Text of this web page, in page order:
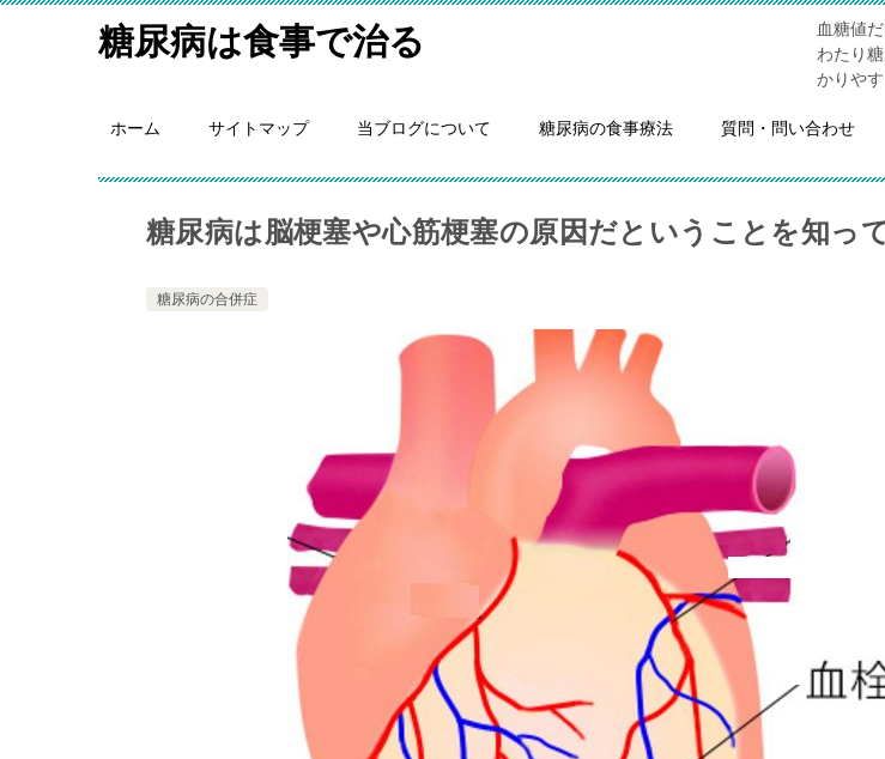
糖尿病は食事で治る
血糖値
わたり
かりやす
ホーム サイトマップ 当ブログについて 糖尿病の食事療法 質問・問い合わせ
糖尿病は脳梗塞や心筋梗塞の原因だということを知っ
糖尿病の合併症